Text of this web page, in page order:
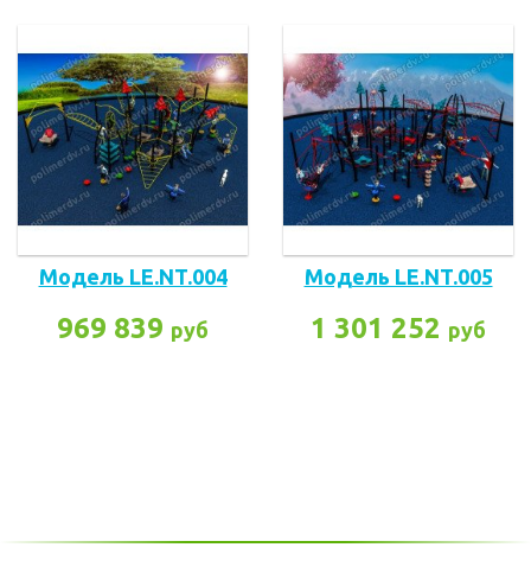
Модель LE.NT.004
969 839 руб
Модель LE.NT.005
1 301 252 руб